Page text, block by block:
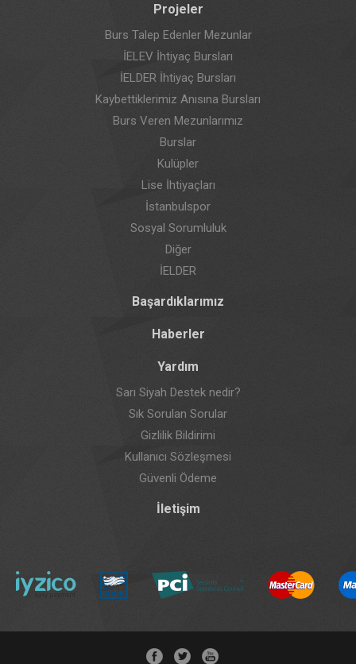
Projeler
Burs Talep Edenler Mezunlar
İELEV İhtiyaç Bursları
İELDER İhtiyaç Bursları
Kaybettiklerimiz Anısına Bursları
Burs Veren Mezunlarımız
Burslar
Kulüpler
Lise İhtiyaçları
İstanbulspor
Sosyal Sorumluluk
Diğer
İELDER
Başardıklarımız
Haberler
Yardım
Sarı Siyah Destek nedir?
Sık Sorulan Sorular
Gizlilik Bildirimi
Kullanıcı Sözleşmesi
Güvenli Ödeme
İletişim